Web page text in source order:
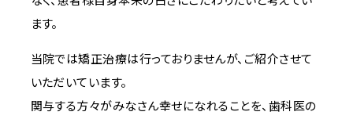
ます。
当院では矯正治療は行っておりませんが、ご紹介させて
いただいています。
関与する方々がみなさん幸せになれることを、歯科医の